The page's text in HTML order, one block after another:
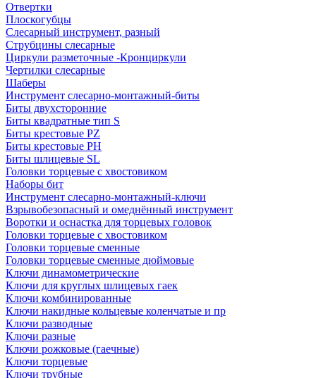
Отвертки
Плоскогубцы
Слесарный инструмент, разный
Струбцины слесарные
Циркули разметочные -Кронциркули
Чертилки слесарные
Шаберы
Инструмент слесарно-монтажный-биты
Биты двухсторонние
Биты квадратные тип S
Биты крестовые РZ
Биты крестовые РН
Биты шлицевые SL
Головки торцевые с хвостовиком
Наборы бит
Инструмент слесарно-монтажный-ключи
Взрывобезопасный и омеднённый инструмент
Воротки и оснаcтка для торцевых головок
Головки торцевые с хвостовиком
Головки торцевые сменные
Головки торцевые сменные дюймовые
Ключи динамометрические
Ключи для круглых шлицевых гаек
Ключи комбинированные
Ключи накидные кольцевые коленчатые и пр
Ключи разводные
Ключи разные
Ключи рожковые (гаечные)
Ключи торцевые
Ключи трубные